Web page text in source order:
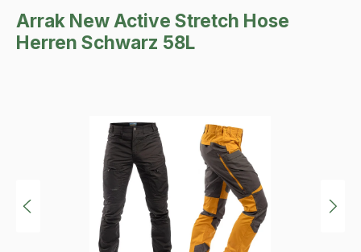
Arrak New Active Stretch Hose
Herren Schwarz 58L
Bildergalerie überspringen